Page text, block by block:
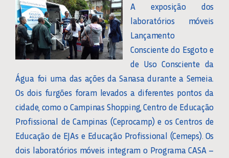
A exposição dos
laboratórios móveis
Lançamento
Consciente do Esgoto e
de Uso Consciente da
Água foi uma das ações da Sanasa durante a Semeia.
Os dois furgões foram levados a diferentes pontos da
cidade, como o Campinas Shopping, Centro de Educação
Profissional de Campinas (Ceprocamp) e os Centros de
Educação de EJAs e Educação Profissional (Cemeps). Os
dois laboratórios móveis integram o Programa CASA –